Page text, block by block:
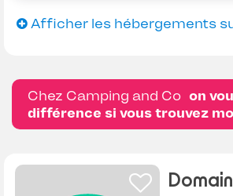
Afficher les hébergements
Chez Camping and Co on
différence si vous trouvez